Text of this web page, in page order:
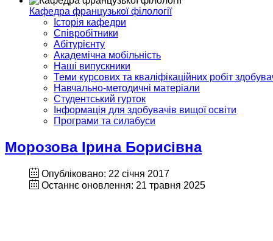
Кафедра французької філології
Історія кафедри
Співробітники
Абітурієнту
Академічна мобільність
Наші випускники
Теми курсових та кваліфікаційних робіт
Навчально-методичні матеріали
Студентський гурток
Інформація для здобувачів вищої освіти
Програми та силабуси
Морозова Ірина Борисівна
Опубліковано: 22 січня 2017
Останнє оновлення: 21 травня 2025